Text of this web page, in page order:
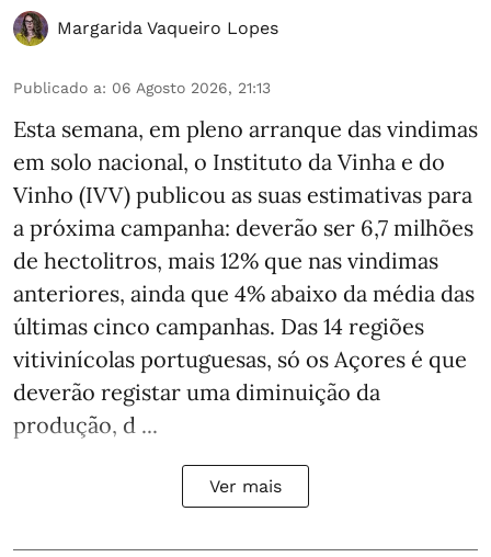
Margarida Vaqueiro Lopes
Publicado a: 06 Agosto 2026, 21:13
Esta semana, em pleno arranque das vindimas
em solo nacional, o Instituto da Vinha e do
Vinho (IVV) publicou as suas estimativas para
a próxima campanha: deverão ser 6,7 milhões
de hectolitros, mais 12% que nas vindimas
anteriores, ainda que 4% abaixo da média das
últimas cinco campanhas. Das 14 regiões
vitivinícolas portuguesas, só os Açores é que
deverão registar uma diminuição da
produção, d ...
Ver mais